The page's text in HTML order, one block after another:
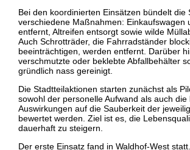
Bei den koordinierten Einsätzen bündelt die
verschiedene Maßnahmen: Einkaufswagen
entfernt, Altreifen entsorgt sowie wilde
Auch Schrotträder, die Fahrradständer
beeinträchtigen, werden entfernt. Darüber
verschmutzte oder beklebte Abfallbehälter
gründlich nass gereinigt.
Die Stadtteilaktionen starten zunächst als
sowohl der personelle Aufwand als auch die
Auswirkungen auf die Sauberkeit der
bewertet werden. Ziel ist es, die
dauerhaft zu steigern.
Der erste Einsatz fand in Waldhof-West